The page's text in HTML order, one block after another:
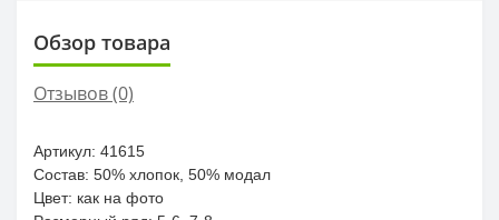
Обзор товара
Отзывов (0)
Артикул: 41615
Состав: 50% хлопок, 50% модал
Цвет: как на фото